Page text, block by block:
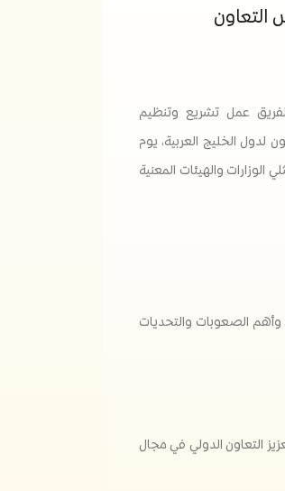
التعاون
عمل تشريع وتنظيم
لدول الخليج العربية، يوم
ممثلي الوزارات والهيئات المعنية
وأهم الصعوبات والتحديات
التعاون الدولي في مجال